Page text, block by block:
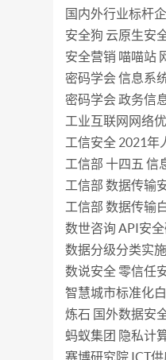
国内外行业标杆
安全狗 云原生安
安全营销 喵喵站
密码学会 信息系
密码学会 政务信
工业互联网网络
工信安全 2021年
工信部 十四五 信
工信部 数据传输
工信部 数据传输
数世咨询 API安
数据分级分类实
数说安全 零信任
智慧城市标准化
炼石 国外数据安
蚂蚁集团 隐私计
赛博研究院 ICT